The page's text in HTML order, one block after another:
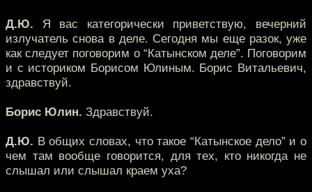
Д.Ю. Я вас категорически приветствую, вечерний
излучатель снова в деле. Сегодня мы еще разок, уже
как следует поговорим о “Катынском деле”. Поговорим
и с историком Борисом Юлиным. Борис Витальевич,
здравствуй.
Борис Юлин. Здравствуй.
Д.Ю. В общих словах, что такое “Катынское дело” и о
чем там вообще говорится, для тех, кто никогда не
слышал или слышал краем уха?